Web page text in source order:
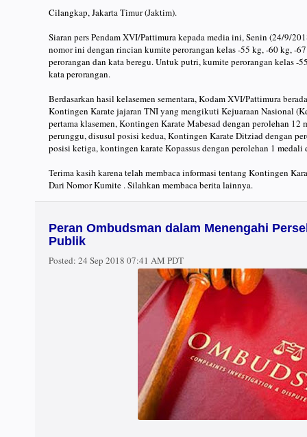
Cilangkap, Jakarta Timur (Jaktim).
Siaran pers Pendam XVI/Pattimura kepada media ini, Senin (24/9/
nomor ini dengan rincian kumite perorangan kelas -55 kg, -60 kg, -
perorangan dan kata beregu. Untuk putri, kumite perorangan kelas -
kata perorangan.
Berdasarkan hasil kelasemen sementara, Kodam XVI/Pattimura
Kontingen Karate jajaran TNI yang mengikuti Kejuaraan Nasional
pertama klasemen, Kontingen Karate Mabesad dengan perolehan 12
perunggu, disusul posisi kedua, Kontingen Karate Ditziad dengan
posisi ketiga, kontingen karate Kopassus dengan perolehan 1
Terima kasih karena telah membaca informasi tentang Kontingen
Dari Nomor Kumite . Silahkan membaca berita lainnya.
Peran Ombudsman dalam Menengahi
Publik
Posted: 24 Sep 2018 07:41 AM PDT